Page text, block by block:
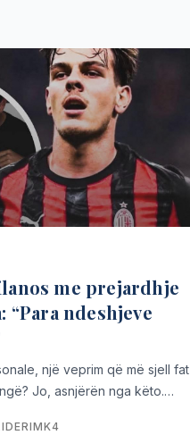
me prejardhje
“Para ndeshjeve
një veprim që më sjell fat
Jo, asnjërën nga këto.…